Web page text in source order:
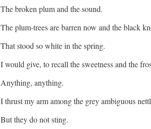
The broken plum and the sound.
The plum-trees are barren now and the black
That stood so white in the spring.
I would give, to recall the sweetness and the
Anything, anything.
I thrust my arm among the grey ambiguous
But they do not sting.